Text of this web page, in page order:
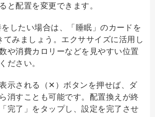
と配置を変更できます。
したい場合は、「睡眠」のカードを
てみましょう。エクササイズに活用し
や消費カロリーなどを見やすい位置
ださい。
示される（✕）ボタンを押せば、ダ
消すことも可能です。配置換えが終
完了」をタップし、設定を完了させ